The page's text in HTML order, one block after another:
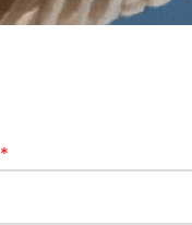
*